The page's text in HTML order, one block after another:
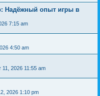
Надёжный опыт игры в
7:15 am
4:50 am
11, 2026 11:55 am
2026 1:10 pm